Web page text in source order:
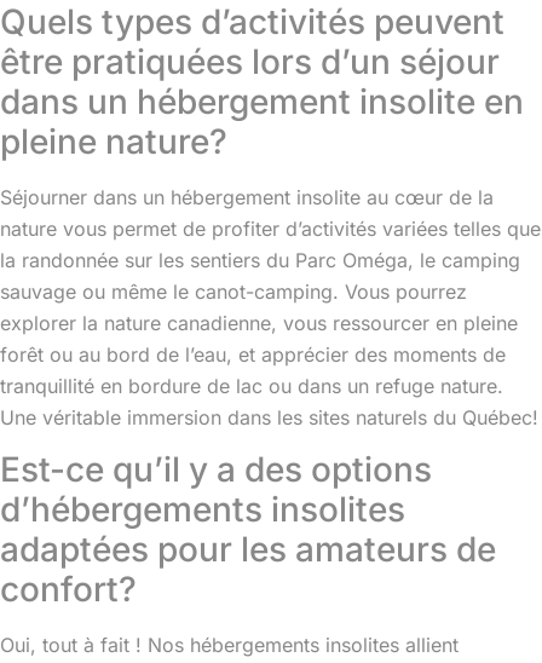
Quels types d’activités peuvent
être pratiquées lors d’un séjour
dans un hébergement insolite en
pleine nature?
Séjourner dans un hébergement insolite au cœur de la
nature vous permet de profiter d’activités variées telles que
la randonnée sur les sentiers du Parc Oméga, le camping
sauvage ou même le canot-camping. Vous pourrez
explorer la nature canadienne, vous ressourcer en pleine
forêt ou au bord de l’eau, et apprécier des moments de
tranquillité en bordure de lac ou dans un refuge nature.
Une véritable immersion dans les sites naturels du Québec!
Est-ce qu’il y a des options
d’hébergements insolites
adaptées pour les amateurs de
confort?
Oui, tout à fait ! Nos hébergements insolites allient